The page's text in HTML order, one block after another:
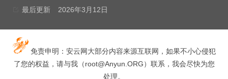
最后更新
2026年3月12日
免责申明：安云网大部分内容来源互联网，如果不小心侵犯
了您的权益，请与我（root@Anyun.ORG）联系，我会尽快为您
处理。